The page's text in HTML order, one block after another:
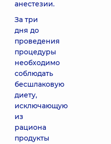
анестезии.
За три
дня до
проведения
процедуры
необходимо
соблюдать
бесшлаковую
диету,
исключающую
из
рациона
продукты